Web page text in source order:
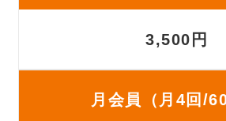
3,500円
月会員（月4回/60